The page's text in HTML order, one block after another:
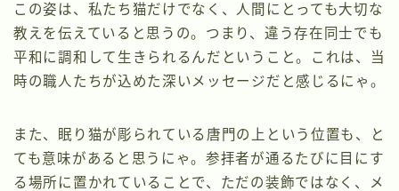
この姿は、私たち猫だけでなく、人間にとっても大切な
教えを伝えていると思うの。つまり、違う存在同士でも
平和に調和して生きられるんだということ。これは、当
時の職人たちが込めた深いメッセージだと感じるにゃ。
また、眠り猫が彫られている唐門の上という位置も、と
ても意味があると思うにゃ。参拝者が通るたびに目にす
る場所に置かれていることで、ただの装飾ではなく、メ